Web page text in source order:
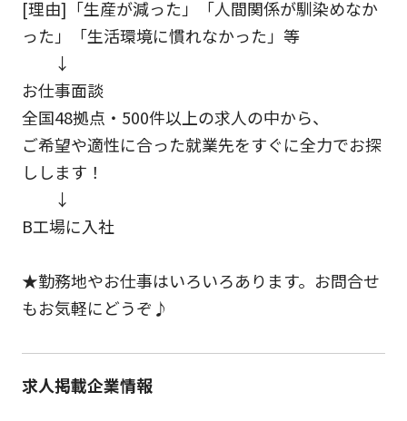
[理由]「生産が減った」「人間関係が馴染めなか
った」「生活環境に慣れなかった」等
↓
お仕事面談
全国48拠点・500件以上の求人の中から、
ご希望や適性に合った就業先をすぐに全力でお探
しします！
↓
B工場に入社
★勤務地やお仕事はいろいろあります。お問合せ
もお気軽にどうぞ♪
求人掲載企業情報